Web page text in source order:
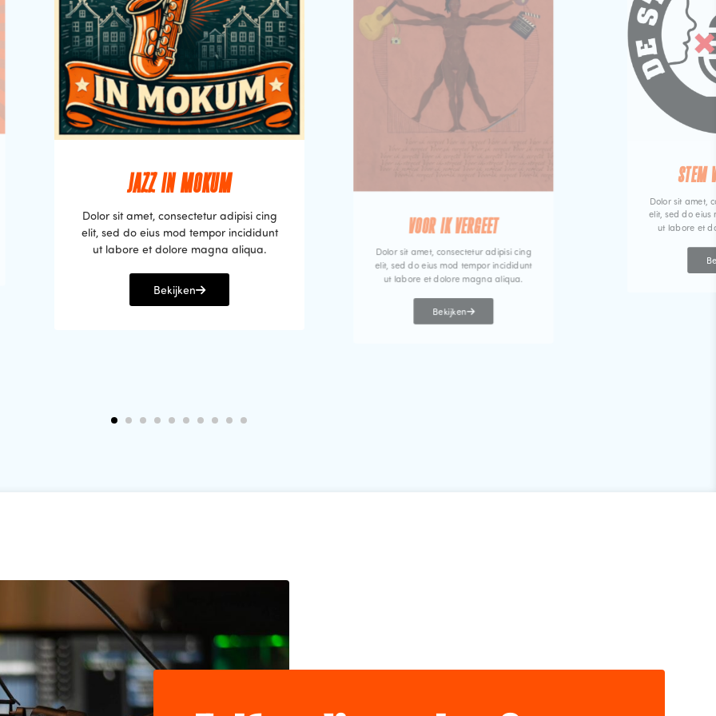
JAZZ IN MOKUM
Dolor sit amet, consectetur adipisi cing
elit, sed do eius mod tempor incididunt
ut labore et dolore magna aliqua.
Bekijken
VOOR IK VERGEET
Dolor sit amet, consectetur adipisi cing
elit, sed do eius mod tempor incididunt
ut labore et dolore magna aliqua.
Bekijken
STEM
Dolor sit amet,
elit, sed do eius
ut labore et